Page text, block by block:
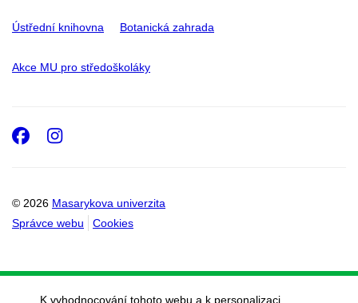
Ústřední knihovna Botanická zahrada
Akce MU pro středoškoláky
© 2026 Masarykova univerzita
Správce webu
Cookies
Facebook
Instagram
K vyhodnocování tohoto webu a k personalizaci